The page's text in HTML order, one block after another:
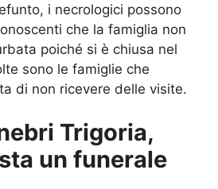
i necrologici possono
che la famiglia non
poiché si è chiusa nel
sono le famiglie che
di non ricevere delle visite.
Trigoria,
un funerale